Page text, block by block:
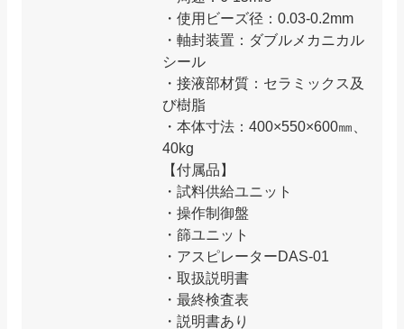
・使用ビーズ径：0.03-0.2mm
・軸封装置：ダブルメカニカル
シール
・接液部材質：セラミックス及
び樹脂
・本体寸法：400×550×600㎜、
40kg
【付属品】
・試料供給ユニット
・操作制御盤
・篩ユニット
・アスピレーターDAS-01
・取扱説明書
・最終検査表